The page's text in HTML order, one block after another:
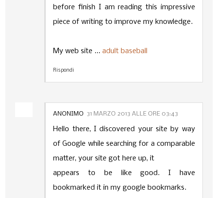
before finish I am reading this impressive
piece of writing to improve my knowledge.
My web site ...adult baseball
Rispondi
ANONIMO 31 MARZO 2013 ALLE ORE 03:43
Hello there, I discovered your site by way
of Google while searching for a comparable
matter, your site got here up, it
appears to be like good. I have
bookmarked it in my google bookmarks.